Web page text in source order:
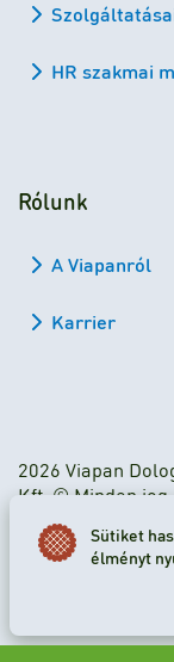
HR szakmai
Rólunk
A Viapanról
Karrier
2026 Viapan
Kft. © Minden jog
fenntartva.
Sütiket
élményt